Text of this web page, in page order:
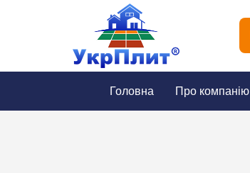
Головна Про компанію